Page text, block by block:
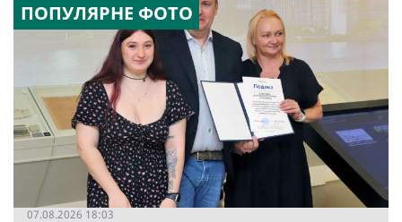
ПОПУЛЯРНЕ ФОТО
07.08.2026 18:03